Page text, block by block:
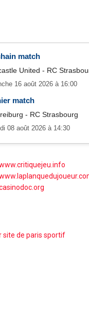
match
United - RC
16 août 2026 à 16:00
match
- RC Strasbourg
08 août 2026 à 14:30
site de paris sportif